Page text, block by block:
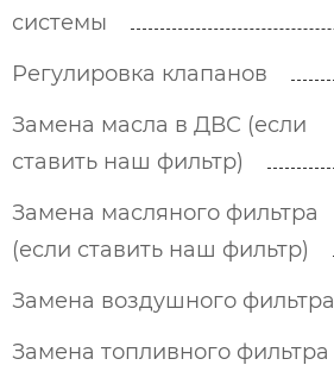
системы
Регулировка клапанов
Замена масла в ДВС (если
ставить наш фильтр)
Замена масляного фильтра
(если ставить наш фильтр)
Замена воздушного фильтра
Замена топливного фильтра